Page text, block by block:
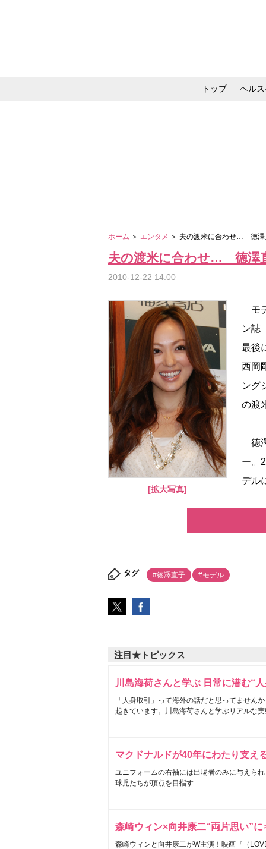
トップ ヘル
ホーム ＞ エンタメ ＞ 夫の渡米に合わせ… 徳澤
夫の渡米に合わせ… 徳澤
2010-12-22 14:00
[拡大写真]
モ
ン誌
最後
西岡
ング
の渡
徳
ー。
デル
タグ #徳澤直子 #モデル
注目★トピックス
川島海荷さんと学ぶ 日常に潜む“
「人身取引」って海外の話だと思ってません
起きています。川島海荷さんと学ぶリアルな
マクドナルドが40年にわたり支え
ユニフォームの右袖には出場者のみに与えら
球児たちが頂点を目指す
森崎ウィン×向井康二“両片思い”
森崎ウィンと向井康二がW主演！映画『（